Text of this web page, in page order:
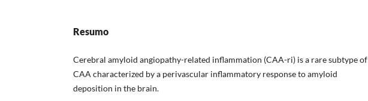
Resumo
Cerebral amyloid angiopathy-related inflammation (CAA-ri) is a rare subtype of
CAA characterized by a perivascular inflammatory response to amyloid
deposition in the brain.